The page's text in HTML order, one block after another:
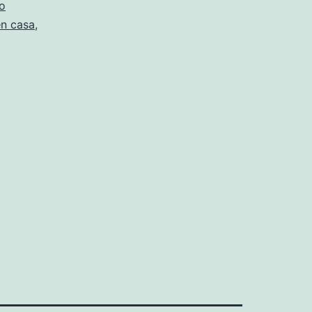
casa,